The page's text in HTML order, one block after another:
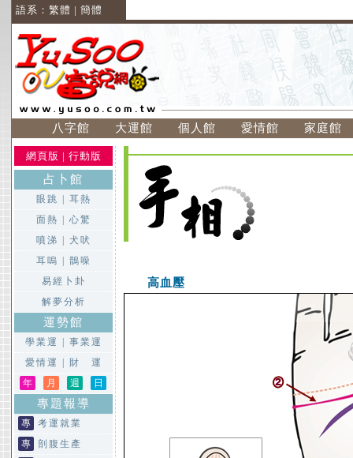
語系： 繁體 | 簡體
八字館 大運館 個人館 愛情館 家庭館
網頁版 | 行動版
占卜館
眼跳
耳熱
面熱
心驚
噴涕
犬吠
耳嗚
鵲噪
易經卜卦
解夢分析
運勢館
學業運
事業運
愛情運
財 運
年
月 週 日
專題報導
專
考運就業
專
剖腹生產
高血壓